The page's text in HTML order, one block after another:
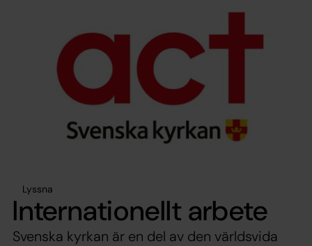
Lyssna
Internationellt arbete
Svenska kyrkan är en del av den världsvida